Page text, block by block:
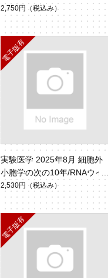
究はどこへ向かうのか？
2,750円 （税込み）
実験医学 2025年8月 細胞外
小胞学の次の10年/RNAウイ
ルスハンティング2.0（Vol.43
No.13）
2,530円 （税込み）